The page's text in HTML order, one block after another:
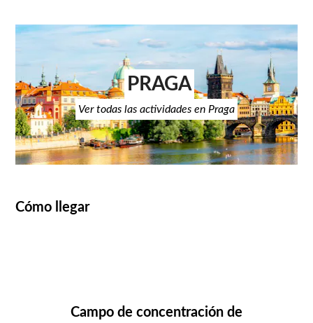
PRAGA
Ver todas las actividades en Praga
Cómo llegar
Campo de concentración de